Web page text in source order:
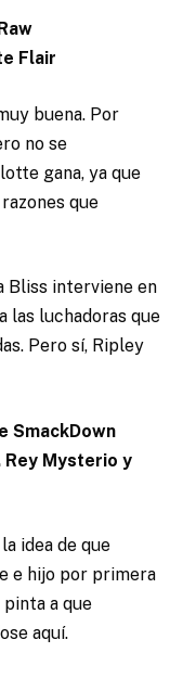
Flair
buena. Por
no se
gana, ya que
que
Bliss interviene en
las luchadoras que
Pero sí, Ripley
SmackDown
Rey Mysterio y
idea de que
e hijo por primera
a que
aquí.